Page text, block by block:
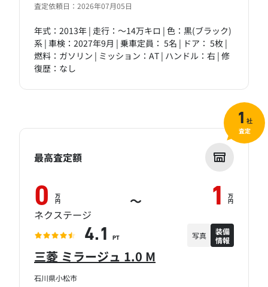
査定依頼日：2026年07月05日
年式：2013年 | 走行：～14万キロ | 色：黒(ブラック)
系 | 車検：2027年9月 | 乗車定員： 5名 | ドア： 5枚 |
燃料：ガソリン | ミッション：AT | ハンドル：右 | 修
復歴：なし
石川県小松市
三菱 ミラージュ 1.0 M
最高査定額
0 万
円 ～ 1 万
円
ネクステージ
4.1 PT 写真
装備
情報
1 社
査定